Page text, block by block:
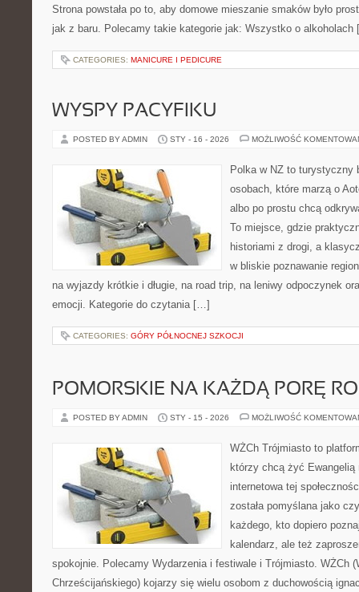
Strona powstała po to, aby domowe mieszanie smaków było
jak z baru. Polecamy takie kategorie jak: Wszystko o
CATEGORIES: MANICURE I PEDICURE
WYSPY PACYFIKU
POSTED BY ADMIN STY - 16 - 2026 MOŻLIWOŚĆ
Polka w NZ to turystyczny
osobach, które marzą o
albo po prostu chcą
To miejsce, gdzie
historiami z drogi, a
w bliskie poznawanie
na wyjazdy krótkie i długie, na road trip, na leniwy odpoczynek
emocji. Kategorie do czytania […]
CATEGORIES: GÓRY PÓŁNOCNEJ SZKOCJI
POMORSKIE NA KAŻDĄ PORĘ
POSTED BY ADMIN STY - 15 - 2026 MOŻLIWOŚĆ
WŻCh Trójmiasto to
którzy chcą żyć
internetowa tej
została pomyślana jako
każdego, kto dopiero
kalendarz, ale też
spokojnie. Polecamy Wydarzenia i festiwale i Trójmiasto. WŻCh
Chrześcijańskiego) kojarzy się wielu osobom z duchowością